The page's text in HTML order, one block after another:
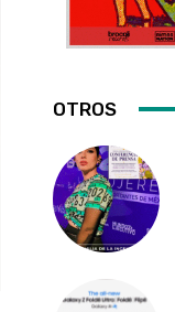
OTROS